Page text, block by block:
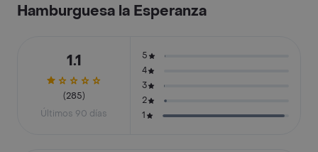
Hamburguesa la Esperanza
1.1
(285)
Últimos 90 días
5
4
3
2
1